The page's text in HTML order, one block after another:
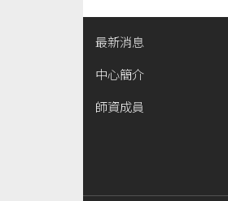
最新消息
中心簡介
師資成員